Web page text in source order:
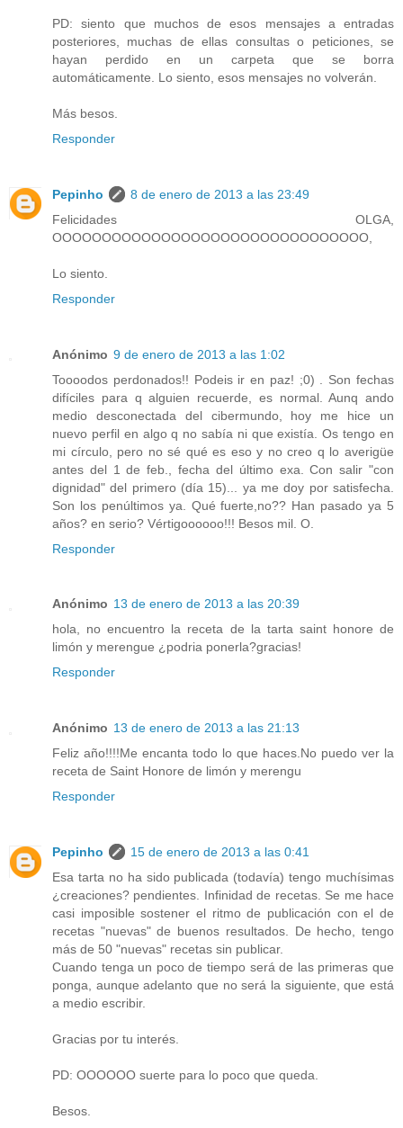
PD: siento que muchos de esos mensajes a entradas
posteriores, muchas de ellas consultas o peticiones, se
hayan perdido en un carpeta que se borra
automáticamente. Lo siento, esos mensajes no volverán.
Más besos.
Responder
Pepinho
8 de enero de 2013 a las 23:49
Felicidades OLGA,
OOOOOOOOOOOOOOOOOOOOOOOOOOOOOOOO,
Lo siento.
Responder
Anónimo 9 de enero de 2013 a las 1:02
Toooodos perdonados!! Podeis ir en paz! ;0) . Son fechas
difíciles para q alguien recuerde, es normal. Aunq ando
medio desconectada del cibermundo, hoy me hice un
nuevo perfil en algo q no sabía ni que existía. Os tengo en
mi círculo, pero no sé qué es eso y no creo q lo averigüe
antes del 1 de feb., fecha del último exa. Con salir "con
dignidad" del primero (día 15)... ya me doy por satisfecha.
Son los penúltimos ya. Qué fuerte,no?? Han pasado ya 5
años? en serio? Vértigoooooo!!! Besos mil. O.
Responder
Anónimo 13 de enero de 2013 a las 20:39
hola, no encuentro la receta de la tarta saint honore de
limón y merengue ¿podria ponerla?gracias!
Responder
Anónimo 13 de enero de 2013 a las 21:13
Feliz año!!!!Me encanta todo lo que haces.No puedo ver la
receta de Saint Honore de limón y merengu
Responder
Pepinho
15 de enero de 2013 a las 0:41
Esa tarta no ha sido publicada (todavía) tengo muchísimas
¿creaciones? pendientes. Infinidad de recetas. Se me hace
casi imposible sostener el ritmo de publicación con el de
recetas "nuevas" de buenos resultados. De hecho, tengo
más de 50 "nuevas" recetas sin publicar.
Cuando tenga un poco de tiempo será de las primeras que
ponga, aunque adelanto que no será la siguiente, que está
a medio escribir.
Gracias por tu interés.
PD: OOOOOO suerte para lo poco que queda.
Besos.